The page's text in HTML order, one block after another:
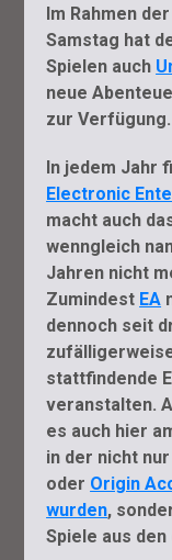
Im Rahmen
Samstag hat
Spielen auch
neue
zur Verfügung.
In jedem Jahr
Electronic
macht auch
wenngleich
Jahren nicht
Zumindest EA
dennoch seit
stattfindende
veranstalten.
es auch hier
in der nicht nur
oder Origin
wurden,
Spiele aus